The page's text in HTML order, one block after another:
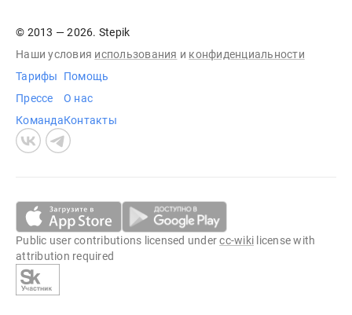
© 2013 — 2026. Stepik
Наши условия использования и конфиденциальности
Тарифы
Прессе
Команда
Помощь
О нас
Контакты
Public user contributions licensed undercc-wiki license with
attribution required